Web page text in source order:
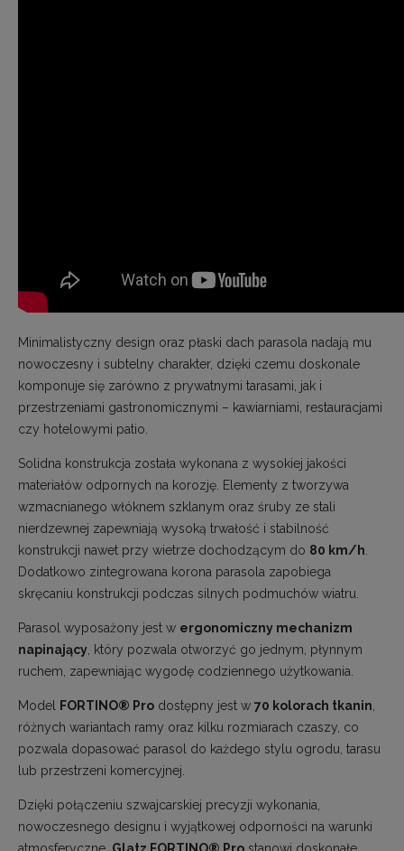
Minimalistyczny design oraz płaski dach parasola nadają mu
nowoczesny i subtelny charakter, dzięki czemu doskonale
komponuje się zarówno z prywatnymi tarasami, jak i
przestrzeniami gastronomicznymi – kawiarniami, restauracjami
czy hotelowymi patio.
Solidna konstrukcja została wykonana z wysokiej jakości
materiałów odpornych na korozję. Elementy z tworzywa
wzmacnianego włóknem szklanym oraz śruby ze stali
nierdzewnej zapewniają wysoką trwałość i stabilność
konstrukcji nawet przy wietrze dochodzącym do 80 km/h
Dodatkowo zintegrowana korona parasola zapobiega
skręcaniu konstrukcji podczas silnych podmuchów wiatru.
Parasol wyposażony jest w ergonomiczny mechanizm
napinający , który pozwala otworzyć go jednym, płynnym
ruchem, zapewniając wygodę codziennego użytkowania.
Model FORTINO® Pro dostępny jest w 70 kolorach tkanin
różnych wariantach ramy oraz kilku rozmiarach czaszy, co
pozwala dopasować parasol do każdego stylu ogrodu, tarasu
lub przestrzeni komercyjnej.
Dzięki połączeniu szwajcarskiej precyzji wykonania,
nowoczesnego designu i wyjątkowej odporności na warunki